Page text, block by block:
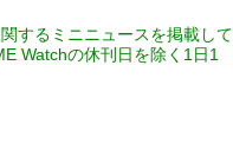
するミニニュースを掲載して
Watchの休刊日を除く1日1